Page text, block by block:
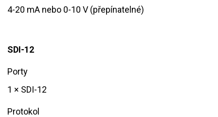
4-20 mA nebo 0-10 V (přepínatelné)
SDI-12
Porty
1 × SDI-12
Protokol